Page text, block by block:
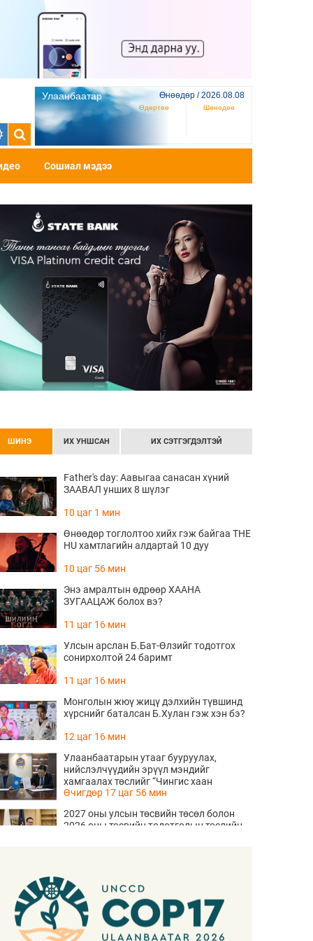
Улаанбаатар Өнөөдөр / 2026.08.08
Өдөртөө Шөнөдөө
Сошиал мэдээ
улсын
ШИНЭ ИХ УНШСАН ИХ СЭТГЭГДЭЛТЭЙ
Father's day: Аавыгаа санасан хүний
ЗААВАЛ унших 8 шүлэг
10 цаг 1 мин
Өнөөдөр тоглолтоо хийх гэж байгаа THE
HU хамтлагийн алдартай 10 дуу
10 цаг 56 мин
Энэ амралтын өдрөөр ХААНА
ЗУГААЦАЖ болох вэ?
11 цаг 16 мин
Улсын арслан Б.Бат-Өлзийг тодотгох
сонирхолтой 24 баримт
11 цаг 16 мин
Монголын жюү жицү дэлхийн түвшинд
хүрснийг баталсан Б.Хулан гэж хэн бэ?
12 цаг 16 мин
Улаанбаатарын утааг бууруулах,
нийслэлчүүдийн эрүүл мэндийг
хамгаалах төслийг “Чингис хаан
баялгийн сан нэгдэл” ХХК-тай хамтран
Өчигдөр 17 цаг 56 мин
2027 оны улсын төсвийн төсөл болон
2026 оны төсвийн тодотголын төслийн
7.6 тэрбум төгрөгөөр арвижлаа
Өчигдөр 17 цаг 18 мин
"ДЦС-3” ТӨХК-ийн нэн шаардлагатай
“Турбингенератор-5”-ын шинэчлэлийн